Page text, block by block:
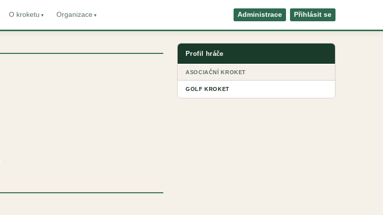
O kroketu Organizace Administrace Přihlásit se
Profil hráče
ASOCIAČNÍ KROKET
GOLF KROKET